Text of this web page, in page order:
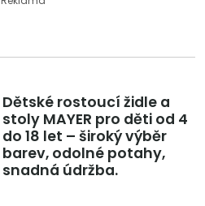
Dětské rostoucí židle a
stoly MAYER pro děti od 4
do 18 let – široký výběr
barev, odolné potahy,
snadná údržba.